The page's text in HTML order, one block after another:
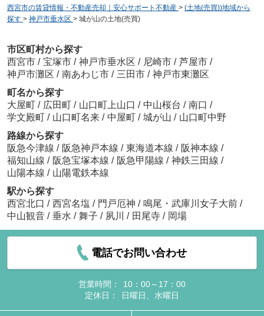
西宮市の賃貸情報・不動産売却｜安心サポート不動産 > (土地(売買))地域から
探す > 神戸市垂水区 > 城が山の土地(売買)
市区町村から探す
西宮市 / 宝塚市 / 神戸市垂水区 / 尼崎市 / 芦屋市 /
神戸市灘区 / 南あわじ市 / 三田市 / 神戸市東灘区
町名から探す
大屋町 / 広田町 / 山口町上山口 / 中山桜台 / 南口 /
学文殿町 / 山口町名来 / 中屋町 / 城が山 / 山口町中野
路線から探す
阪急今津線 / 阪急神戸本線 / 東海道本線 / 阪神本線 /
福知山線 / 阪急宝塚本線 / 阪急甲陽線 / 神鉄三田線 /
山陽本線 / 山陽電鉄本線
駅から探す
西宮北口 / 西宮名塩 / 門戸厄神 / 鳴尾・武庫川女子大前 /
中山観音 / 垂水 / 舞子 / 夙川 / 田尾寺 / 岡場
電話でお問い合わせ
営業時間：
10：00～17：00
定休日：
日曜日、水曜日